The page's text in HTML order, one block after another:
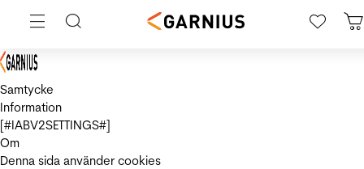
Samtycke
Information
[#IABV2SETTINGS#]
Om
Denna sida använder cookies